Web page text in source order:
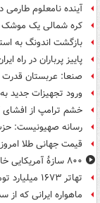
آینده نامعلوم طارمی
کره شمالی یک موشک
بازگشت اندونگ به
پاییز پرباران در راه
صنعا: عربستان قدرت
ورود تجهیزات جدید
خشم ترامپ از
رسانه صهیونیست:
قیمت جهانی طلا امروز ۱۵ مرداد
۸۰۰ سازۀ آمریکایی خاکستر شد
تهاتر ۱۶۷۳ میلیارد تومان از اموال شرکت‌های تراستی
ماهواره ایرانی که از